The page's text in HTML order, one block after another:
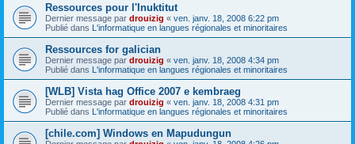
Ressources pour l'Inuktitut
Dernier message par drouizig « ven. janv. 18, 2008 6:22 pm
Publié dans L'informatique en langues régionales et minoritaires
Ressources for galician
Dernier message par drouizig « ven. janv. 18, 2008 4:34 pm
Publié dans L'informatique en langues régionales et minoritaires
[WLB] Vista hag Office 2007 e kembraeg
Dernier message par drouizig « ven. janv. 18, 2008 4:31 pm
Publié dans L'informatique en langues régionales et minoritaires
[chile.com] Windows en Mapudungun